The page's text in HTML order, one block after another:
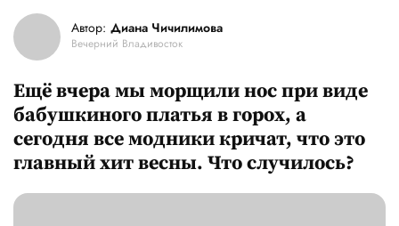
Автор: Диана Чичилимова
Вечерний Владивосток
Ещё вчера мы морщили нос при виде
бабушкиного платья в горох, а
сегодня все модники кричат, что это
главный хит весны. Что случилось?